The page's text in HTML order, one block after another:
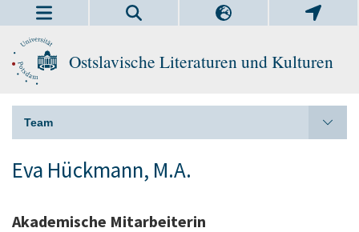
Ostslavische Literaturen und Kulturen
Team
Eva Hückmann, M.A.
Akademische Mitarbeiterin